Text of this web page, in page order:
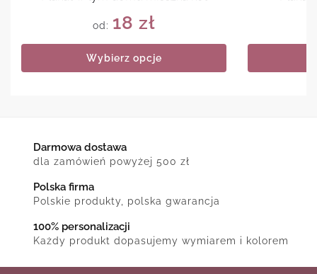
od: 18 zł
Wybierz opcje
Darmowa dostawa
dla zamówień powyżej 500 zł
Polska firma
Polskie produkty, polska gwarancja
100% personalizacji
Każdy produkt dopasujemy wymiarem i kolorem